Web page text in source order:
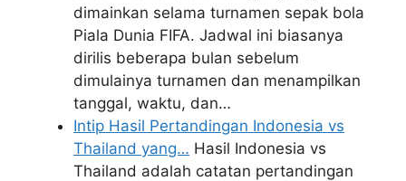
dimainkan selama turnamen sepak bola
Piala Dunia FIFA. Jadwal ini biasanya
dirilis beberapa bulan sebelum
dimulainya turnamen dan menampilkan
tanggal, waktu, dan…
Intip Hasil Pertandingan Indonesia vs
Thailand yang… Hasil Indonesia vs
Thailand adalah catatan pertandingan